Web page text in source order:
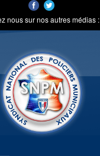
nous sur nos autres médias :